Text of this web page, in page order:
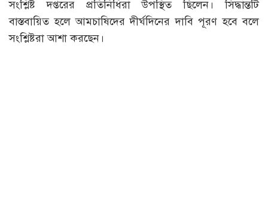
সংশ্লিষ্ট দপ্তরের প্রতিনিধিরা উপস্থিত ছিলেন। সিদ্ধান্তটি
বাস্তবায়িত হলে আমচাষিদের দীর্ঘদিনের দাবি পূরণ হবে বলে
সংশ্লিষ্টরা আশা করছেন।